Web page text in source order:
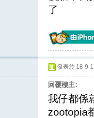
了
發表於 18-9-
回覆樓主:
我仔都係
zootopia